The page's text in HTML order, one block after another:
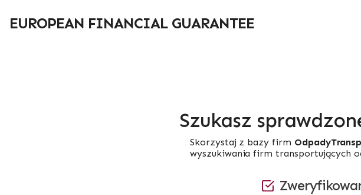
treści
EUROPEAN FINANCIAL GUARANTEE
Szukasz
Skorzystaj z bazy firm
wyszukiwania firm transportujących